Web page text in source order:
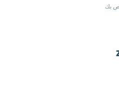
بك